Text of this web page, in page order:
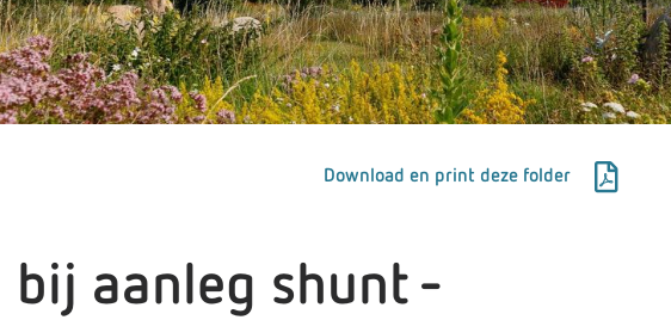
Download en print deze folder
bij aanleg shunt -